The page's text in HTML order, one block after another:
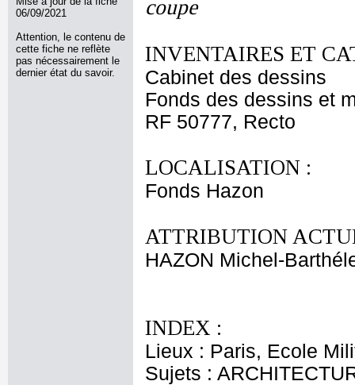
06/09/2021
Attention, le contenu de
cette fiche ne reflète
pas nécessairement le
dernier état du savoir.
coupe
INVENTAIRES ET
Cabinet des dessins
Fonds des dessins et
RF 50777, Recto
LOCALISATION :
Fonds Hazon
ATTRIBUTION
HAZON Michel-
INDEX :
Lieux : Paris, Ecole
Sujets :